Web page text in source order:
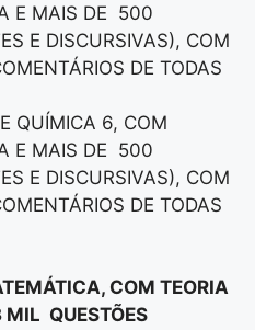
E MAIS DE 500
E DISCURSIVAS), COM
DE TODAS
QUÍMICA 6, COM
E MAIS DE 500
E DISCURSIVAS), COM
DE TODAS
COM TEORIA
MIL QUESTÕES